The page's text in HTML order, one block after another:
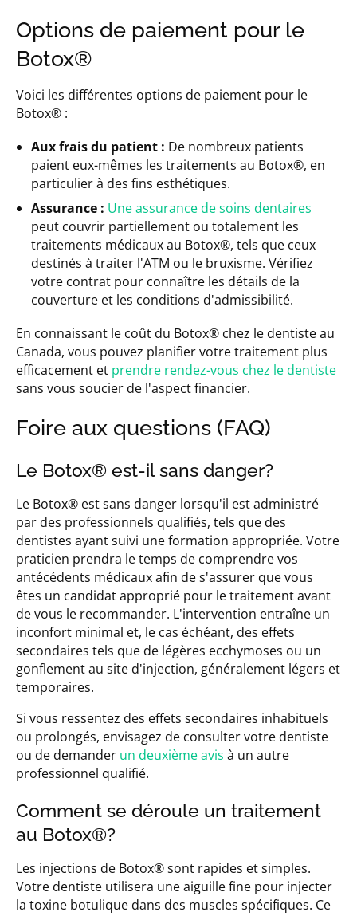
Options de paiement pour le
Botox®
Voici les différentes options de paiement pour le
Botox® :
Aux frais du patient : De nombreux patients
paient eux-mêmes les traitements au Botox®, en
particulier à des fins esthétiques.
Assurance : Une assurance de soins dentaires
peut couvrir partiellement ou totalement les
traitements médicaux au Botox®, tels que ceux
destinés à traiter l'ATM ou le bruxisme. Vérifiez
votre contrat pour connaître les détails de la
couverture et les conditions d'admissibilité.
En connaissant le coût du Botox® chez le dentiste au
Canada, vous pouvez planifier votre traitement plus
efficacement et prendre rendez-vous chez le dentiste
sans vous soucier de l'aspect financier.
Foire aux questions (FAQ)
Le Botox® est-il sans danger?
Le Botox® est sans danger lorsqu'il est administré
par des professionnels qualifiés, tels que des
dentistes ayant suivi une formation appropriée. Votre
praticien prendra le temps de comprendre vos
antécédents médicaux afin de s'assurer que vous
êtes un candidat approprié pour le traitement avant
de vous le recommander. L'intervention entraîne un
inconfort minimal et, le cas échéant, des effets
secondaires tels que de légères ecchymoses ou un
gonflement au site d'injection, généralement légers et
temporaires.
Si vous ressentez des effets secondaires inhabituels
ou prolongés, envisagez de consulter votre dentiste
ou de demander un deuxième avis à un autre
professionnel qualifié.
Comment se déroule un traitement
au Botox®?
Les injections de Botox® sont rapides et simples.
Votre dentiste utilisera une aiguille fine pour injecter
la toxine botulique dans des muscles spécifiques. Ce